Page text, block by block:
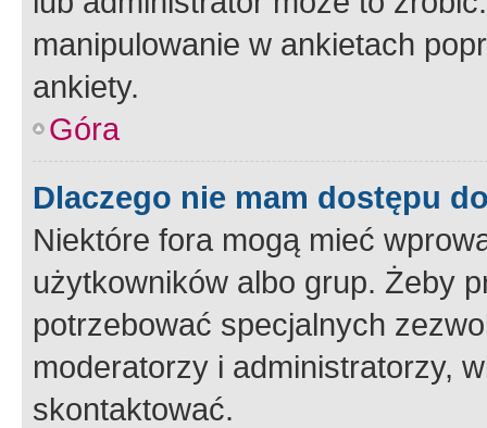
manipulowanie w ankietach
ankiety.
Góra
Dlaczego nie mam dostępu
Niektóre fora mogą mieć
użytkowników albo grup. Żeby
potrzebować specjalnych
moderatorzy i administratorzy,
skontaktować.